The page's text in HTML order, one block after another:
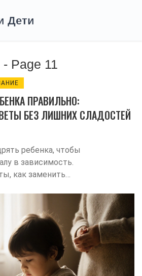
Page 11
ПРАВИЛЬНО:
БЕЗ ЛИШНИХ СЛАДОСТЕЙ
ребенка, чтобы
в зависимость.
как заменить